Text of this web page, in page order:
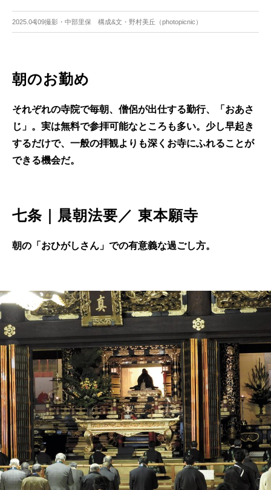
2025.04.09撮影・中部里保 構成&文・野村美丘（photopicnic）
朝のお勤め
それぞれの寺院で毎朝、僧侶が出仕する勤行、「おあさ
じ」。実は無料で参拝可能なところも多い。少し早起き
するだけで、一般の拝観よりも深くお寺にふれることが
できる機会だ。
七条｜晨朝法要／ 東本願寺
朝の「おひがしさん」での有意義な過ごし方。